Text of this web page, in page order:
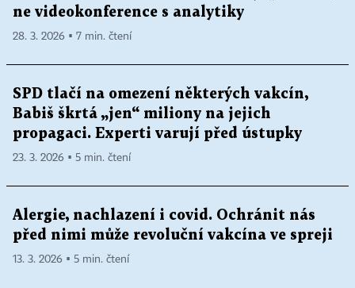
ne videokonference s analytiky
28. 3. 2026 ▪ 7 min. čtení
SPD tlačí na omezení některých vakcín,
Babiš škrtá „jen“ miliony na jejich
propagaci. Experti varují před ústupky
23. 3. 2026 ▪ 5 min. čtení
Alergie, nachlazení i covid. Ochránit nás
před nimi může revoluční vakcína ve spreji
13. 3. 2026 ▪ 5 min. čtení